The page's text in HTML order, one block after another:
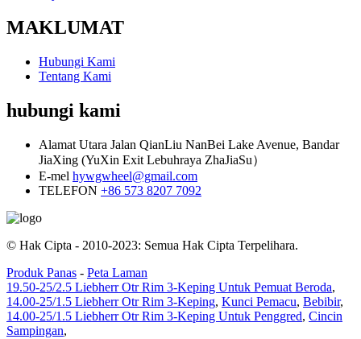
MAKLUMAT
Hubungi Kami
Tentang Kami
hubungi kami
Alamat Utara Jalan QianLiu NanBei Lake Avenue, Bandar
JiaXing (YuXin Exit Lebuhraya ZhaJiaSu）
E-mel hywgwheel@gmail.com
TELEFON +86 573 8207 7092
© Hak Cipta - 2010-2023: Semua Hak Cipta Terpelihara.
Produk Panas - Peta Laman
19.50-25/2.5 Liebherr Otr Rim 3-Keping Untuk Pemuat Beroda,
14.00-25/1.5 Liebherr Otr Rim 3-Keping, Kunci Pemacu, Bebibir,
14.00-25/1.5 Liebherr Otr Rim 3-Keping Untuk Penggred, Cincin
Sampingan,